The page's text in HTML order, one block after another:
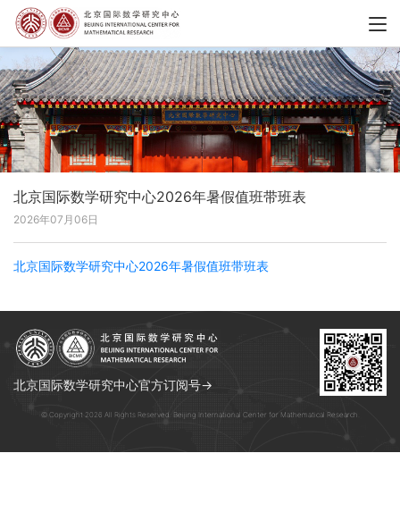
北京国际数学研究中心2026年暑假值班带班表
2026年07月06日
北京国际数学研究中心2026年暑假值班带班表
北京国际数学研究中心官方订阅号→
© Copyright 2026 All Rights Reserved. Beijing International Center for Mathematical Research.